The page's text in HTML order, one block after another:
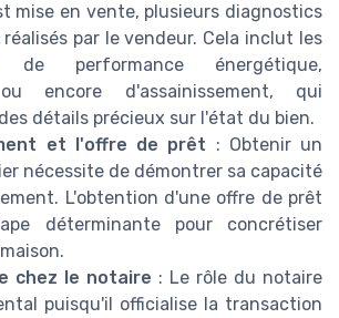
mise en vente, plusieurs diagnostics
par le vendeur. Cela inclut les
de performance énergétique,
encore d'assainissement, qui
détails précieux sur l'état du bien.
et l'offre de prêt : Obtenir un
nécessite de démontrer sa capacité
L'obtention d'une offre de prêt
déterminante pour concrétiser
chez le notaire : Le rôle du notaire
puisqu'il officialise la transaction